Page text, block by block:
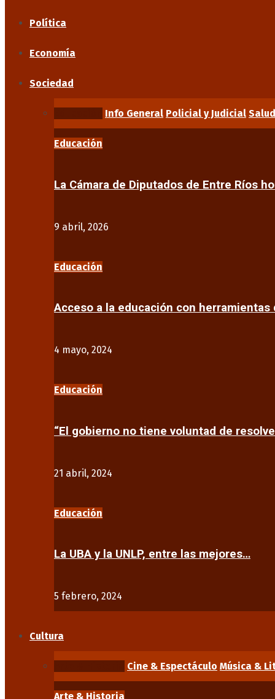
Política
Economía
Sociedad
Info General Policial y Judicial Salud
Educación
La Cámara de Diputados de Entre Ríos
9 abril, 2026
Educación
Acceso a la educación con
4 mayo, 2024
Educación
“El gobierno no tiene voluntad de
21 abril, 2024
Educación
La UBA y la UNLP, entre las mejores…
5 febrero, 2024
Cultura
Cine & Espectáculo Música &
Arte & Historia